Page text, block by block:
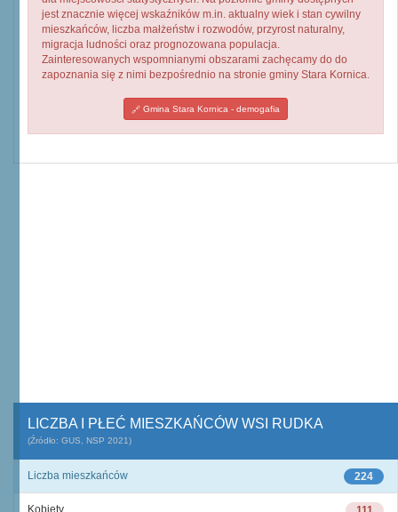
jest znacznie więcej wskaźników m.in. aktualny wiek i stan cywilny
mieszkańców, liczba małżeństw i rozwodów, przyrost naturalny,
migracja ludności oraz prognozowana populacja.
Zainteresowanych wspomnianymi obszarami zachęcamy do do
zapoznania się z nimi bezpośrednio na stronie gminy Stara Kornica.
Gmina Stara Kornica - demogafia
LICZBA I PŁEĆ MIESZKAŃCÓW WSI RUDKA
(Źródło: GUS, NSP 2021)
224
Liczba mieszkańców
Kobiety